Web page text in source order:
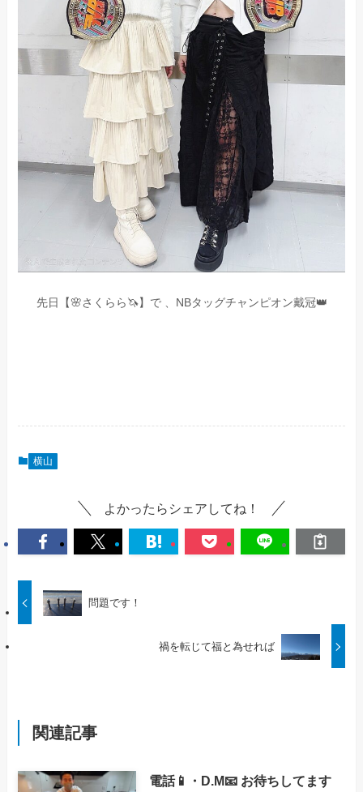
先日【🌸さくらら🦄】で 、NBタッグチャンピオン戴冠👑
横山
よかったらシェアしてね！
問題です！
禍を転じて福と為せれば
関連記事
電話📱・D.M📧 お待ちしてます